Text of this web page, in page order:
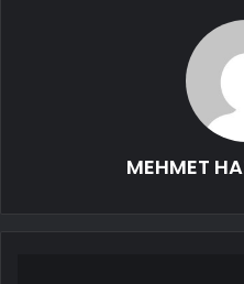
MEHMET